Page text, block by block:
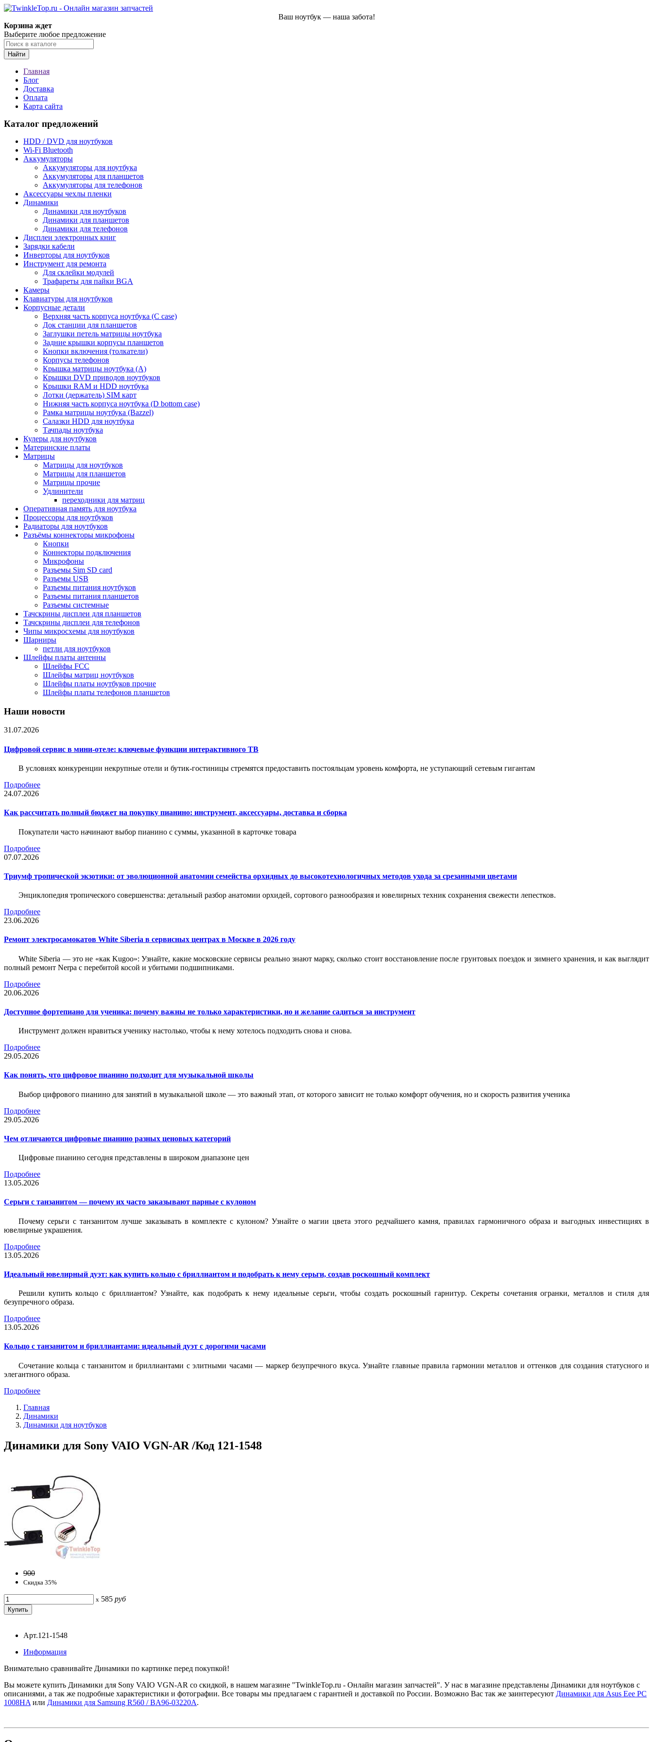
Ваш ноутбук — наша забота!
Корзина ждет
Выберите любое предложение
Найти
Главная
Блог
Доставка
Оплата
Карта сайта
Каталог предложений
HDD / DVD для ноутбуков
Wi-Fi Bluetooth
Аккумуляторы
Аккумуляторы для ноутбука
Аккумуляторы для планшетов
Аккумуляторы для телефонов
Аксессуары чехлы пленки
Динамики
Динамики для ноутбуков
Динамики для планшетов
Динамики для телефонов
Дисплеи электронных книг
Зарядки кабели
Инверторы для ноутбуков
Инструмент для ремонта
Для склейки модулей
Трафареты для пайки BGA
Камеры
Клавиатуры для ноутбуков
Корпусные детали
Верхняя часть корпуса ноутбука (С case)
Док станции для планшетов
Заглушки петель матрицы ноутбука
Задние крышки корпусы планшетов
Кнопки включения (толкатели)
Корпусы телефонов
Крышка матрицы ноутбука (A)
Крышки DVD приводов ноутбуков
Крышки RAM и HDD ноутбука
Лотки (держатель) SIM карт
Нижняя часть корпуса ноутбука (D bottom case)
Рамка матрицы ноутбука (Bazzel)
Салазки HDD для ноутбука
Тачпады ноутбука
Кулеры для ноутбуков
Материнские платы
Матрицы
Матрицы для ноутбуков
Матрицы для планшетов
Матрицы прочие
Удлинители
переходники для матриц
Оперативная память для ноутбука
Процессоры для ноутбуков
Радиаторы для ноутбуков
Разъёмы коннекторы микрофоны
Кнопки
Коннекторы подключения
Микрофоны
Разъемы Sim SD card
Разъемы USB
Разъемы питания ноутбуков
Разъемы питания планшетов
Разъемы системные
Тачскрины дисплеи для планшетов
Тачскрины дисплеи для телефонов
Чипы микросхемы для ноутбуков
Шарниры
петли для ноутбуков
Шлейфы платы антенны
Шлейфы FCC
Шлейфы матриц ноутбуков
Шлейфы платы ноутбуков прочие
Шлейфы платы телефонов планшетов
Наши новости
31.07.2026
Цифровой сервис в мини-отеле: ключевые функции интерактивного ТВ
В условиях конкуренции некрупные отели и бутик-гостиницы стремятся предоставить постояльцам уровень комфорта, не уступающий сетевым гигантам
Подробнее
24.07.2026
Как рассчитать полный бюджет на покупку пианино: инструмент, аксессуары, доставка и сборка
Покупатели часто начинают выбор пианино с суммы, указанной в карточке товара
Подробнее
07.07.2026
Триумф тропической экзотики: от эволюционной анатомии семейства орхидных до высокотехнологичных методов ухода за срезанными цветами
Энциклопедия тропического совершенства: детальный разбор анатомии орхидей, сортового разнообразия и ювелирных техник сохранения свежести лепестков.
Подробнее
23.06.2026
Ремонт электросамокатов White Siberia в сервисных центрах в Москве в 2026 году
White Siberia — это не «как Kugoo»: Узнайте, какие московские сервисы реально знают марку, сколько стоит восстановление после грунтовых поездок и зимнего хранения, и как выглядит
полный ремонт Nerpa с перебитой косой и убитыми подшипниками.
Подробнее
20.06.2026
Доступное фортепиано для ученика: почему важны не только характеристики, но и желание садиться за инструмент
Инструмент должен нравиться ученику настолько, чтобы к нему хотелось подходить снова и снова.
Подробнее
29.05.2026
Как понять, что цифровое пианино подходит для музыкальной школы
Выбор цифрового пианино для занятий в музыкальной школе — это важный этап, от которого зависит не только комфорт обучения, но и скорость развития ученика
Подробнее
29.05.2026
Чем отличаются цифровые пианино разных ценовых категорий
Цифровые пианино сегодня представлены в широком диапазоне цен
Подробнее
13.05.2026
Серьги с танзанитом — почему их часто заказывают парные с кулоном
Почему серьги с танзанитом лучше заказывать в комплекте с кулоном? Узнайте о магии цвета этого редчайшего камня, правилах гармоничного образа и выгодных инвестициях в
ювелирные украшения.
Подробнее
13.05.2026
Идеальный ювелирный дуэт: как купить кольцо с бриллиантом и подобрать к нему серьги, создав роскошный комплект
Решили купить кольцо с бриллиантом? Узнайте, как подобрать к нему идеальные серьги, чтобы создать роскошный гарнитур. Секреты сочетания огранки, металлов и стиля для
безупречного образа.
Подробнее
13.05.2026
Кольцо с танзанитом и бриллиантами: идеальный дуэт с дорогими часами
Сочетание кольца с танзанитом и бриллиантами с элитными часами — маркер безупречного вкуса. Узнайте главные правила гармонии металлов и оттенков для создания статусного и
элегантного образа.
Подробнее
Главная
Динамики
Динамики для ноутбуков
Динамики для Sony VAIO VGN-AR /Код 121-1548
900
Скидка 35%
x 585 руб
Арт.121-1548
Информация
Внимательно сравнивайте Динамики по картинке перед покупкой!
Вы можете купить Динамики для Sony VAIO VGN-AR со скидкой, в нашем магазине "TwinkleTop.ru - Онлайн магазин запчастей". У нас в магазине представлены Динамики для ноутбуков с
описаниями, а так же подробные характеристики и фотографии. Все товары мы предлагаем с гарантией и доставкой по России. Возможно Вас так же заинтересуют Динамики для Asus Eee PC
1008HA или Динамики для Samsung R560 / BA96-03220A.